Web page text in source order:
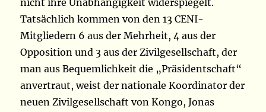
nicht ihre Unabhängigkeit widerspiegelt.
Tatsächlich kommen von den 13 CENI-
Mitgliedern 6 aus der Mehrheit, 4 aus der
Opposition und 3 aus der Zivilgesellschaft, der
man aus Bequemlichkeit die „Präsidentschaft“
anvertraut, weist der nationale Koordinator der
neuen Zivilgesellschaft von Kongo, Jonas